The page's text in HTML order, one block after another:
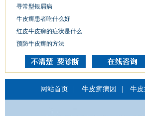
寻常型银屑病
牛皮癣患者吃什么好
红皮牛皮癣的症状是什么
预防牛皮癣的方法
网站首页 牛皮癣病因 牛